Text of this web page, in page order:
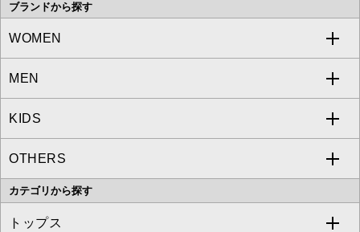
ブランドから探す
WOMEN
a.v.v
MICHEL KLEIN
MK MICHEL KLEIN
OFUON le MK
MEN
a.v.v
MICHEL KLEIN HOMME
MK MICHEL KLEIN HOMME
KIDS
a.v.v
OTHERS
MK MICHEL KLEIN BAG
カテゴリから探す
トップス